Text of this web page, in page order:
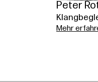
Peter
Mehr